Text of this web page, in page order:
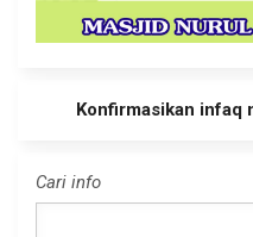
Konfirmasikan infaq
Cari info